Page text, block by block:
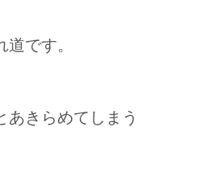
です。
あきらめてしまう